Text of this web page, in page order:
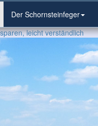
Der Schornsteinfeger
leicht verständlich